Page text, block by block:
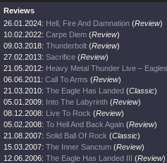
Reviews
26.01.2024: Hell, Fire And Damnation (Review)
10.02.2022: Carpe Diem (Review)
09.03.2018: Thunderbolt (Review)
27.02.2013: Sacrifice (Review)
21.05.2012: Heavy Metal Thunder Live –
06.06.2011: Call To Arms (Review)
21.03.2010: The Eagle Has Landed (Classic)
05.01.2009: Into The Labyrinth (Review)
08.12.2008: Live To Rock (Review)
05.02.2008: To Hell And Back Again (Review)
21.08.2007: Solid Ball Of Rock (Classic)
15.03.2007: The Inner Sanctum (Review)
12.06.2006: The Eagle Has Landed III (Review)